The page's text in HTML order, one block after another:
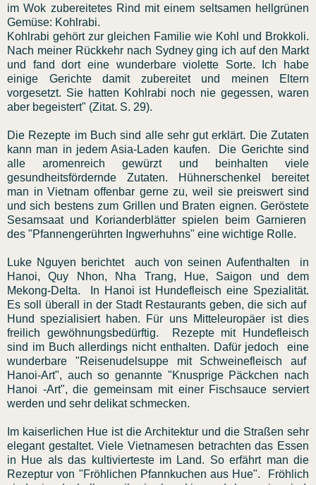
im Wok zubereitetes Rind mit einem seltsamen hellgrünen
Gemüse: Kohlrabi.
Kohlrabi gehört zur gleichen Familie wie Kohl und Brokkoli.
Nach meiner Rückkehr nach Sydney ging ich auf den Markt
und fand dort eine wunderbare violette Sorte. Ich habe
einige Gerichte damit zubereitet und meinen Eltern
vorgesetzt. Sie hatten Kohlrabi noch nie gegessen, waren
aber begeistert" (Zitat. S. 29).
Die Rezepte im Buch sind alle sehr gut erklärt. Die Zutaten
kann man in jedem Asia-Laden kaufen. Die Gerichte sind
alle aromenreich gewürzt und beinhalten viele
gesundheitsfördernde Zutaten. Hühnerschenkel bereitet
man in Vietnam offenbar gerne zu, weil sie preiswert sind
und sich bestens zum Grillen und Braten eignen. Geröstete
Sesamsaat und Korianderblätter spielen beim Garnieren
des "Pfannengerührten Ingwerhuhns" eine wichtige Rolle.
Luke Nguyen berichtet auch von seinen Aufenthalten in
Hanoi, Quy Nhon, Nha Trang, Hue, Saigon und dem
Mekong-Delta. In Hanoi ist Hundefleisch eine Spezialität.
Es soll überall in der Stadt Restaurants geben, die sich auf
Hund spezialisiert haben. Für uns Mitteleuropäer ist dies
freilich gewöhnungsbedürftig. Rezepte mit Hundefleisch
sind im Buch allerdings nicht enthalten. Dafür jedoch eine
wunderbare "Reisenudelsuppe mit Schweinefleisch auf
Hanoi-Art", auch so genannte "Knusprige Päckchen nach
Hanoi -Art", die gemeinsam mit einer Fischsauce serviert
werden und sehr delikat schmecken.
Im kaiserlichen Hue ist die Architektur und die Straßen sehr
elegant gestaltet. Viele Vietnamesen betrachten das Essen
in Hue als das kultivierteste im Land. So erfährt man die
Rezeptur von "Fröhlichen Pfannkuchen aus Hue". Fröhlich